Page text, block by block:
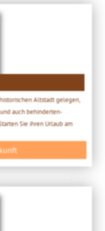
Altstadt gelegen,
auch behinderten-
Sie ihren Urlaub am